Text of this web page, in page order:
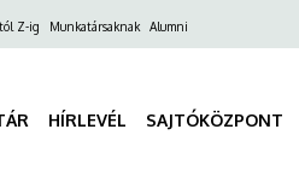
Z-ig Munkatársaknak Alumni
HÍRLEVÉL SAJTÓKÖZPONT